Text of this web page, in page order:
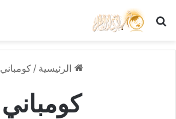
بحث عن
الرئيسية / كومباني
كومباني